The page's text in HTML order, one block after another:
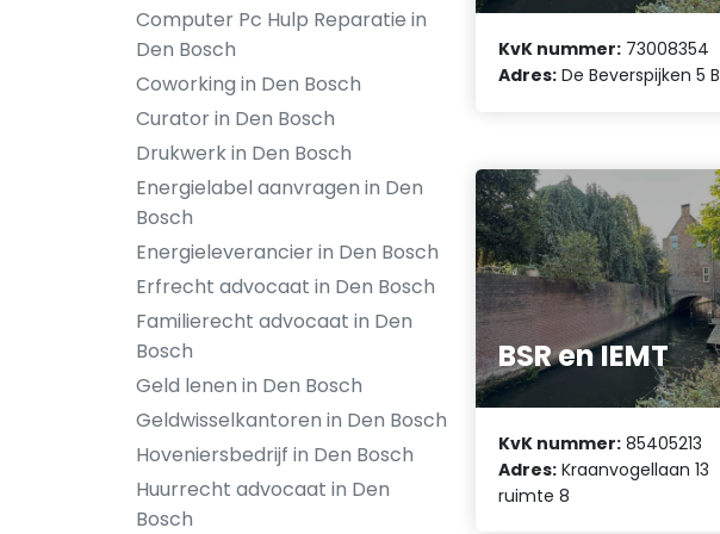
Computer Pc Hulp Reparatie in
Den Bosch
Coworking in Den Bosch
Curator in Den Bosch
Drukwerk in Den Bosch
Energielabel aanvragen in Den
Bosch
Energieleverancier in Den Bosch
Erfrecht advocaat in Den Bosch
Familierecht advocaat in Den
Bosch
Geld lenen in Den Bosch
Geldwisselkantoren in Den Bosch
Hoveniersbedrijf in Den Bosch
Huurrecht advocaat in Den
Bosch
KvK nummer: 73008354
Adres: De Beverspijken 5 B
BSR en IEMT
KvK nummer: 85405213
Adres: Kraanvogellaan 13
ruimte 8